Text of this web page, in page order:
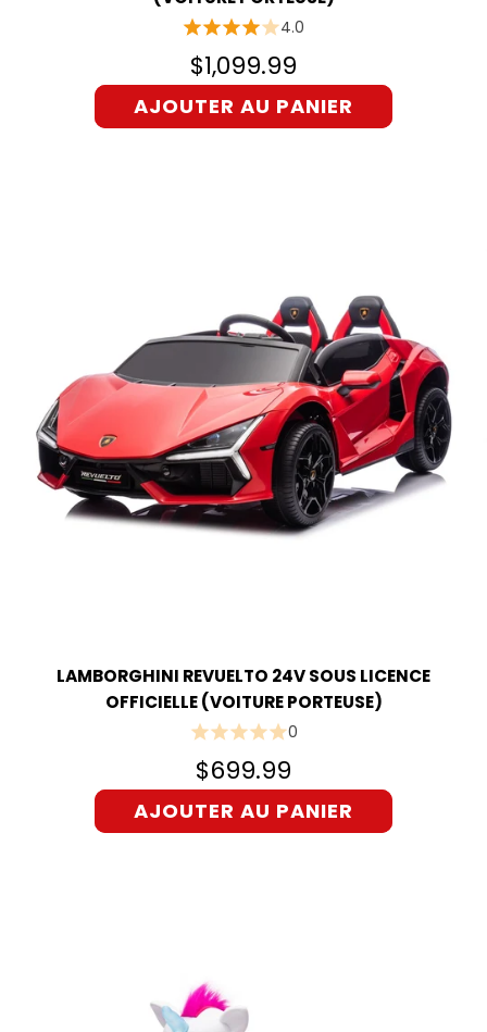
4.0
$1,099.99
AJOUTER AU PANIER
LAMBORGHINI REVUELTO 24V SOUS LICENCE
OFFICIELLE (VOITURE PORTEUSE)
0
$699.99
AJOUTER AU PANIER